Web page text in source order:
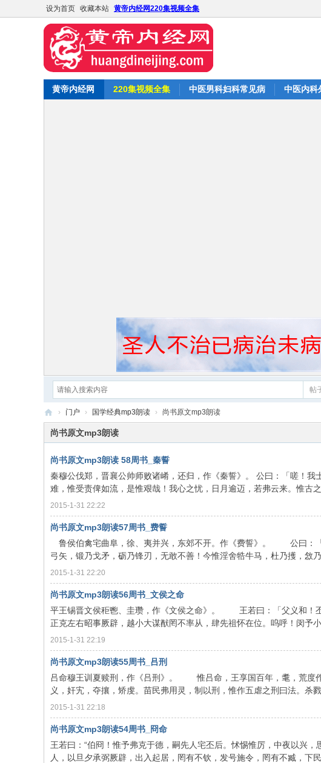
设为首页 收藏本站 黄帝内经网220集视频全集
黄帝内经网 220集视频全集 中医男科妇科常见病 中医内科
帖
黄
内
经
› 门户 › 国学经典mp3朗读 › 尚书原文mp3朗读
尚书原文mp3朗读
尚书原文mp3朗读 58周书_秦誓
秦穆公伐郑，晋襄公帅师败诸崤，还归，作《秦誓》。 公曰：「嗟！
难，惟受责俾如流，是惟艰哉！我心之忧，日月逾迈，若弗云来。惟古之
2015-1-31 22:22
尚书原文mp3朗读57周书_费誓
鲁侯伯禽宅曲阜，徐、夷并兴，东郊不开。作《费誓》。 公曰：「
弓矢，锻乃戈矛，砺乃锋刃，无敢不善！今惟淫舍牿牛马，杜乃擭，敜乃
2015-1-31 22:20
尚书原文mp3朗读56周书_文侯之命
平王锡晋文侯秬鬯、圭瓒，作《文侯之命》。 王若曰：「父义和！
正克左右昭事厥辟，越小大谋猷罔不率从，肆先祖怀在位。呜呼！闵予小
2015-1-31 22:19
尚书原文mp3朗读55周书_吕刑
吕命穆王训夏赎刑，作《吕刑》。 惟吕命，王享国百年，耄，荒度
义，奸宄，夺攘，矫虔。苗民弗用灵，制以刑，惟作五虐之刑曰法。杀戮
2015-1-31 22:18
尚书原文mp3朗读54周书_冏命
王若曰：“伯冏！惟予弗克于德，嗣先人宅丕后。怵惕惟厉，中夜以兴
人，以旦夕承弼厥辟，出入起居，罔有不钦，发号施令，罔有不臧，下民